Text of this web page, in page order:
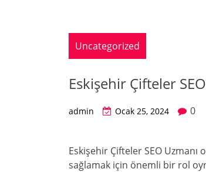
Uncategorized
Eskişehir Çifteler
admin Ocak 25, 2024 0
Eskişehir Çifteler SEO
sağlamak için önemli bir rol